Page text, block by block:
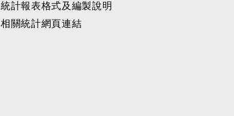
計報表格式及編製說明
關統計網頁連結